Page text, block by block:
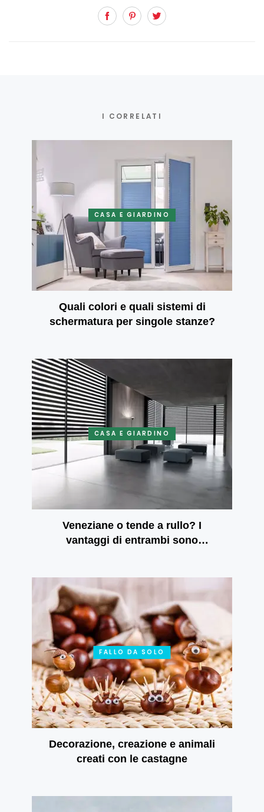
FacebookPinterest
I CORRELATI
CASA E GIARDINO
Quali colori e quali sistemi di
schermatura per singole stanze?
CASA E GIARDINO
Veneziane o tende a rullo? I
vantaggi di entrambi sono
FALLO DA SOLO
Decorazione, creazione e animali
creati con le castagne